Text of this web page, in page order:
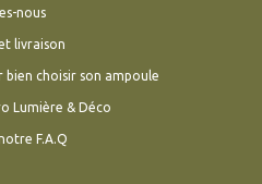
nous
livraison
bien choisir son ampoule
Lumière & Déco
F.A.Q